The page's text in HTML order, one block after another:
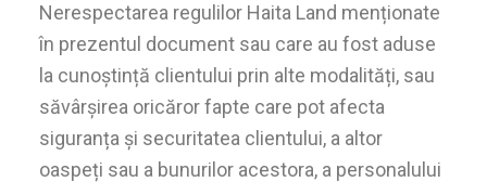
Nerespectarea regulilor Haita Land menționate
în prezentul document sau care au fost aduse
la cunoștință clientului prin alte modalități, sau
săvârșirea oricăror fapte care pot afecta
siguranța și securitatea clientului, a altor
oaspeți sau a bunurilor acestora, a personalului